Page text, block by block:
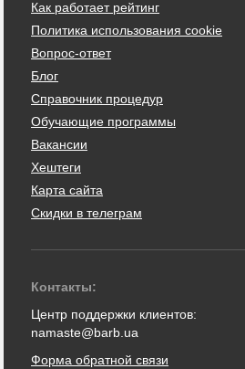
Как работает рейтинг
Политика использования cookie
Вопрос-ответ
Блог
Справочник процедур
Обучающие программы
Вакансии
Хештеги
Карта сайта
Скидки в телеграм
Контакты:
Центр поддержки клиентов:
namaste@barb.ua
Форма обратной связи